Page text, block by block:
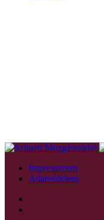
Impressszum
Adatvédelem